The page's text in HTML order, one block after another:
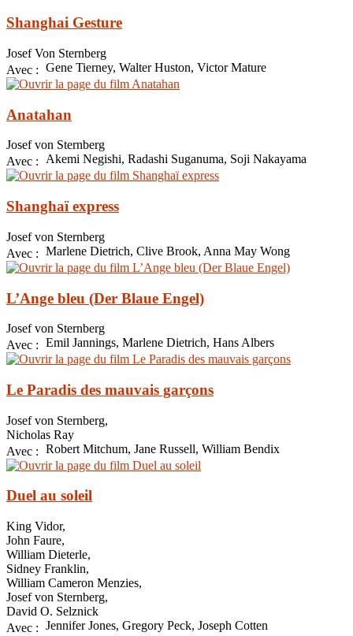
Shanghai Gesture
Josef Von Sternberg
Avec : Gene Tierney, Walter Huston, Victor Mature
Anatahan
Josef von Sternberg
Avec :
Akemi Negishi, Radashi Suganuma, Soji Nakayama
Shanghaï express
Josef von Sternberg
Avec : Marlene Dietrich, Clive Brook, Anna May Wong
L’Ange bleu (Der Blaue Engel)
Josef von Sternberg
Avec : Emil Jannings, Marlene Dietrich, Hans Albers
Le Paradis des mauvais garçons
Josef von Sternberg,
Nicholas Ray
Avec : Robert Mitchum, Jane Russell, William Bendix
Duel au soleil
King Vidor,
John Faure,
William Dieterle,
Sidney Franklin,
William Cameron Menzies,
Josef von Sternberg,
David O. Selznick
Avec : Jennifer Jones, Gregory Peck, Joseph Cotten